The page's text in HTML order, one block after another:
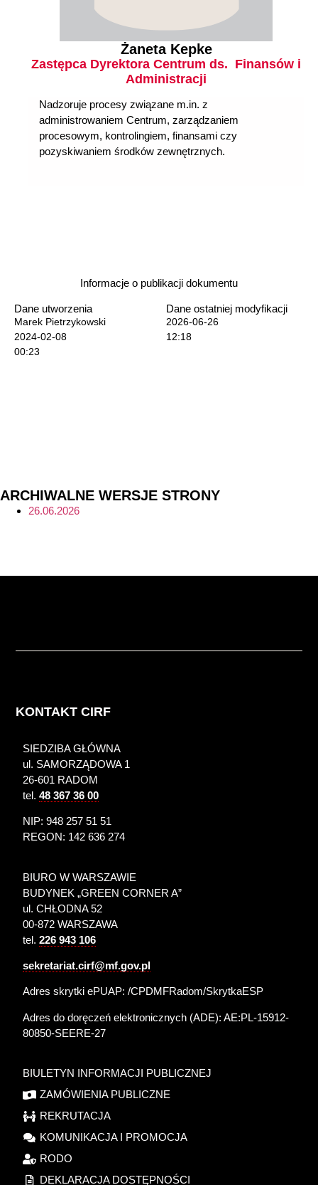
Żaneta Kepke
Zastępca Dyrektora Centrum ds. Finansów i
Administracji
Nadzoruje procesy związane m.in. z
administrowaniem Centrum, zarządzaniem
procesowym, kontrolingiem, finansami czy
pozyskiwaniem środków zewnętrznych.
Informacje o publikacji dokumentu
Dane utworzenia
Marek Pietrzykowski
2024-02-08
00:23
Dane ostatniej modyfikacji
2026-06-26
12:18
ARCHIWALNE WERSJE STRONY
26.06.2026
KONTAKT CIRF
SIEDZIBA GŁÓWNA
ul. SAMORZĄDOWA 1
26-601 RADOM
tel.48 367 36 00
NIP: 948 257 51 51
REGON: 142 636 274
BIURO W WARSZAWIE
BUDYNEK „GREEN CORNER A”
ul. CHŁODNA 52
00-872 WARSZAWA
tel.226 943 106
sekretariat.cirf@mf.gov.pl
Adres skrytki ePUAP: /CPDMFRadom/SkrytkaESP
Adres do doręczeń elektronicznych (ADE):AE:PL-15912-
80850-SEERE-27
BIULETYN INFORMACJI PUBLICZNEJ
ZAMÓWIENIA PUBLICZNE
REKRUTACJA
KOMUNIKACJA I PROMOCJA
RODO
DEKLARACJA DOSTĘPNOŚCI